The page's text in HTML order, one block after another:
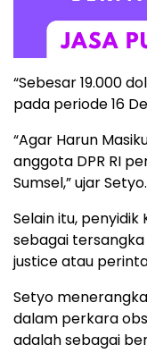
“Sebesar 19.000
pada periode 16
“Agar Harun
anggota DPR RI
Sumsel,” ujar Setyo.
Selain itu,
sebagai
justice atau
Setyo
dalam perkara
adalah sebagai